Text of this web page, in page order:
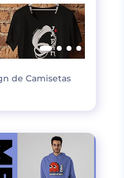
de Camisetas